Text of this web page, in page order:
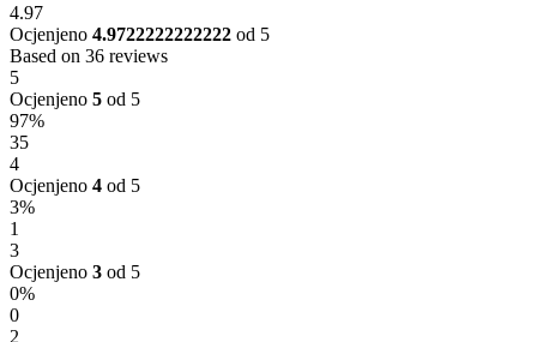
4.97
Ocjenjeno 4.9722222222222 od 5
Based on 36 reviews
5
Ocjenjeno 5 od 5
97%
35
4
Ocjenjeno 4 od 5
3%
1
3
Ocjenjeno 3 od 5
0%
0
2